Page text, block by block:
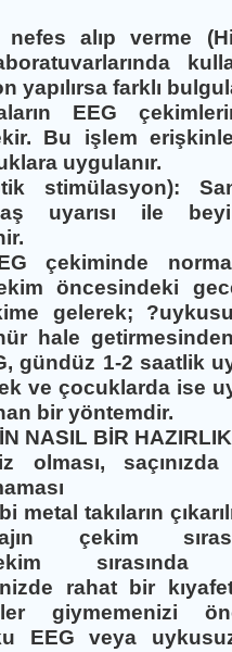
nefes alıp verme
yapılırsa farklı
EEG
Bu işlem
uygulanır.
stimülasyon):
uyarısı ile
çekiminde
öncesindeki
gelerek;
hale
gündüz 1-2 saatlik
ve çocuklarda ise
bir yöntemdir.
NASIL BİR
olması,
metal takıların
çekim
rahat bir
giymemenizi
EEG veya